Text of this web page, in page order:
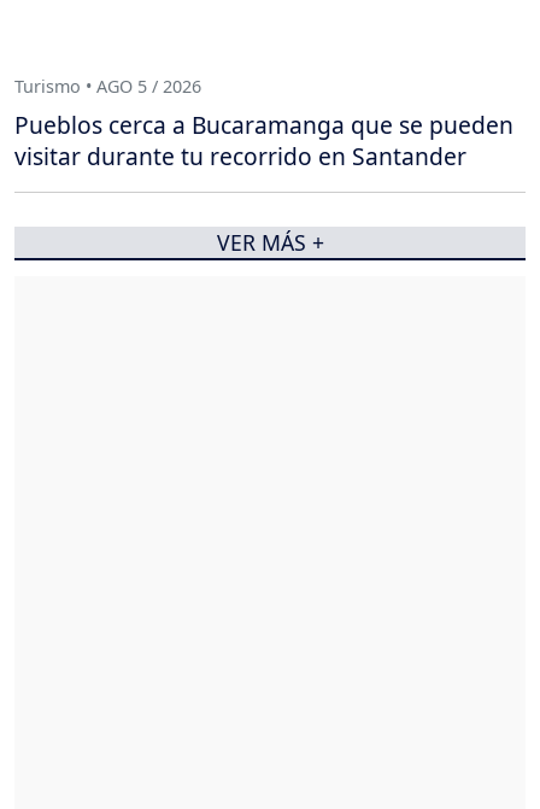
Turismo • AGO 5 / 2026
Pueblos cerca a Bucaramanga que se pueden
visitar durante tu recorrido en Santander
VER MÁS +